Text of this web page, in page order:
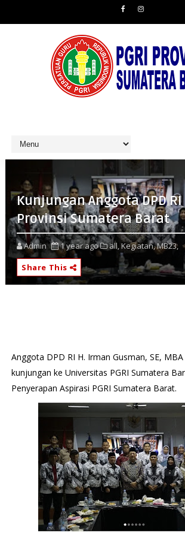
Kunjungan Anggota DPD RI
Provinsi Sumatera Barat
Admin 1 year ago all,Kegiatan,MB23,
Share This
Anggota DPD RI H. Irman Gusman, SE,
kunjungan ke Universitas PGRI Sumatera
Penyerapan Aspirasi PGRI Sumatera Barat.